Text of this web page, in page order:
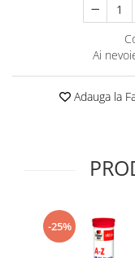
Supliment Vitamina C
Supliment Vitamina
Supliment Vitamina E
Supliment Zinc
Vitamine si minerale
Ai
Adauga la
-25%